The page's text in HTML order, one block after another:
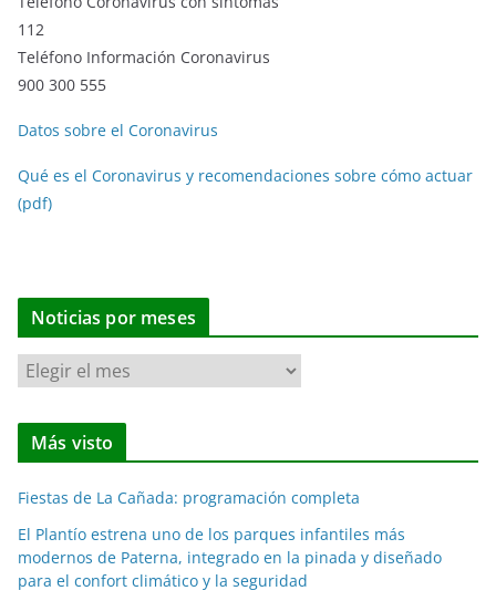
112
Teléfono Información Coronavirus
900 300 555
Datos sobre el Coronavirus
Qué es el Coronavirus y recomendaciones sobre cómo actuar
(pdf)
Noticias por meses
N
t
i
a
s
p
Más visto
Fiestas de La Cañada: programación completa
El Plantío estrena uno de los parques infantiles más
modernos de Paterna, integrado en la pinada y diseñado
para el confort climático y la seguridad